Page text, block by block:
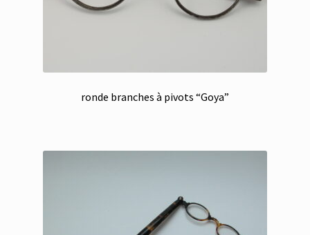
ronde branches à pivots “Goya”